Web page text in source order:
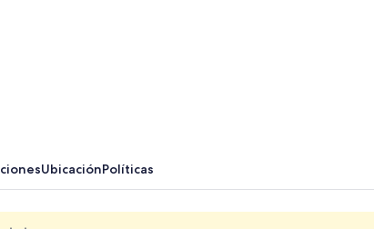
UbicaciónPolíticas